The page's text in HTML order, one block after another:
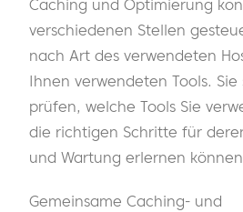
Caching und Optimierung
verschiedenen Stellen
nach Art des verwendeten
Ihnen verwendeten Tools.
prüfen, welche Tools Sie
die richtigen Schritte für
und Wartung erlernen
Gemeinsame Caching- und